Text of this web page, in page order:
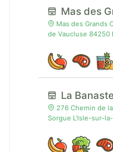
Mas des
Mas des Grands
de Vaucluse 84250
La Banaste
276 Chemin de
Sorgue L'Isle-sur-